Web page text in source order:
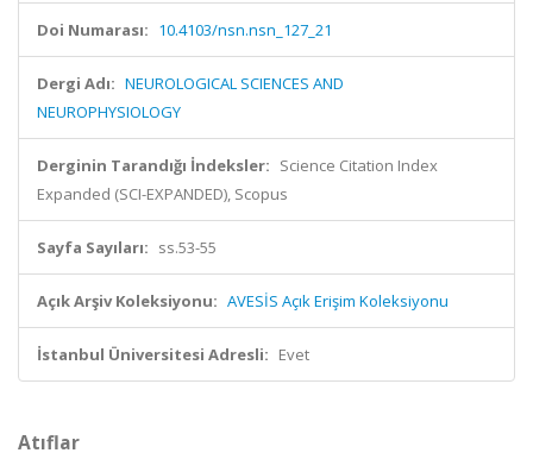
Doi Numarası: 10.4103/nsn.nsn_127_21
Dergi Adı: NEUROLOGICAL SCIENCES AND
NEUROPHYSIOLOGY
Derginin Tarandığı İndeksler: Science Citation Index
Expanded (SCI-EXPANDED), Scopus
Sayfa Sayıları: ss.53-55
Açık Arşiv Koleksiyonu: AVESİS Açık Erişim Koleksiyonu
İstanbul Üniversitesi Adresli: Evet
Atıflar